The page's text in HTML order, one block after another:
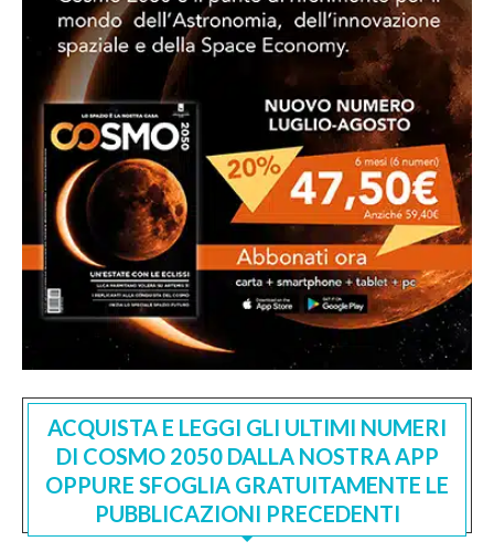
ACQUISTA E LEGGI GLI ULTIMI NUMERI
DI COSMO 2050 DALLA NOSTRA APP
OPPURE SFOGLIA GRATUITAMENTE LE
PUBBLICAZIONI PRECEDENTI